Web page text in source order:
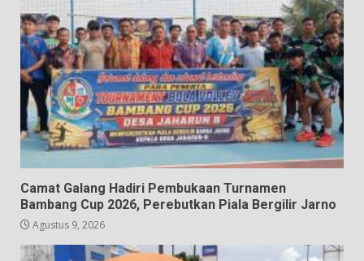
Camat Galang Hadiri Pembukaan Turnamen
Bambang Cup 2026, Perebutkan Piala Bergilir Jarno
Agustus 9, 2026